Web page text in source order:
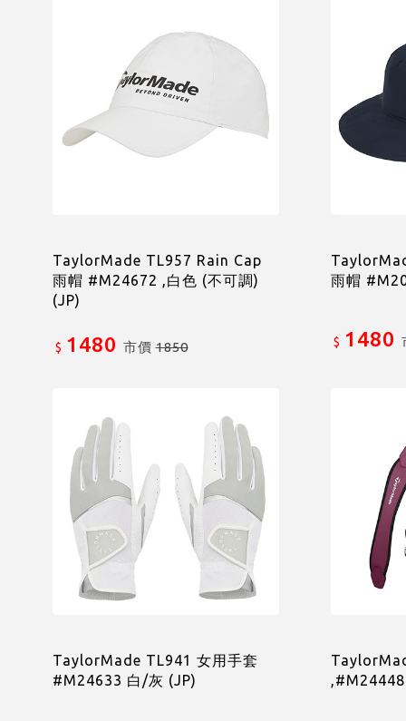
TaylorMade TL957 Rain Cap
雨帽 #M24672 ,白色 (不可調)
(JP)
$ 1480 市價1850
雨帽
$ 1480
TaylorMade TL941 女用手套
#M24633 白/灰 (JP)